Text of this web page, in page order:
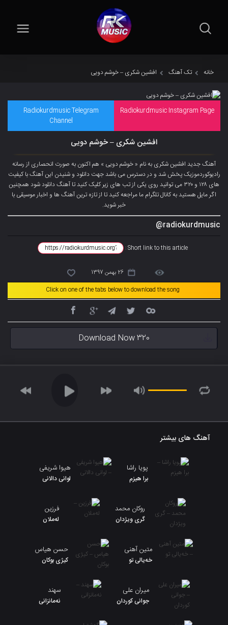
خانه تک آهنگ افشین شکری – خوشم دویی
Radiokurdmusic Instagram Page
Radiokurdmusic Telegram
Channel
افشین شکری – خوشم دویی
آهنگ جدید افشین شکری به نام « خوشم دویی » هم اکنون به صورت انحصاری از رسانه
رادیوکوردموزیک پخش شد و در دسترس می باشد جهت دانلود و شنیدن این آهنگ با کیفیت
های ۱۲۸ و ۳۲۰ می توانید روی یکی از تب های زیر کلیک کنید تا آهنگ دانلود شود همچنین
اگر مایل هستید به کانال تلگرام ما مراجعه کنید تا از تازه ترین آهنگ ها و اخبار موسیقی با
خبر شوید.
radiokurdmusic@
Short link to this article :
26 بهمن 1397
Click on one of the tabs below to download the song
Download Now 320
آهنگ های بیشتر
پویا راشا
برا هیزم
هیوا شریفی
لوانی دالانی
روکان محمد
گری ویژدان
فرزین
لەملان
متین آهنی
خەیالی تو
حسن هیاس
کیژی بوکان
میران علی
جوانی کوردان
سهند
نەمانزانی